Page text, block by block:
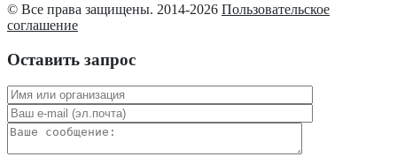
© Все права защищены. 2014-2026 Пользовательское
соглашение
Оставить запрос